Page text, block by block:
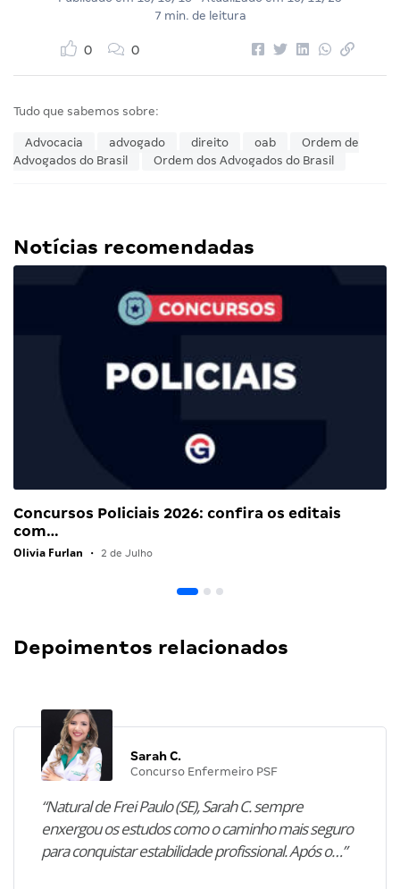
7 min. de leitura
0 0
Tudo que sabemos sobre:
Advocacia advogado direito oab
Ordem de
Advogados do Brasil
Ordem dos Advogados do Brasil
Notícias recomendadas
Concursos Policiais 2026: confira os editais
com…
Olivia Furlan • 2 de Julho
Depoimentos relacionados
Sarah C.
Concurso Enfermeiro PSF
“Natural de Frei Paulo (SE), Sarah C. sempre
enxergou os estudos como o caminho mais seguro
para conquistar estabilidade profissional. Após o…”